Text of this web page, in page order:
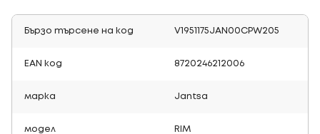
Бързо търсене на код V1951175JAN00CPW205
EAN код 8720246212006
марка Jantsa
модел RIM